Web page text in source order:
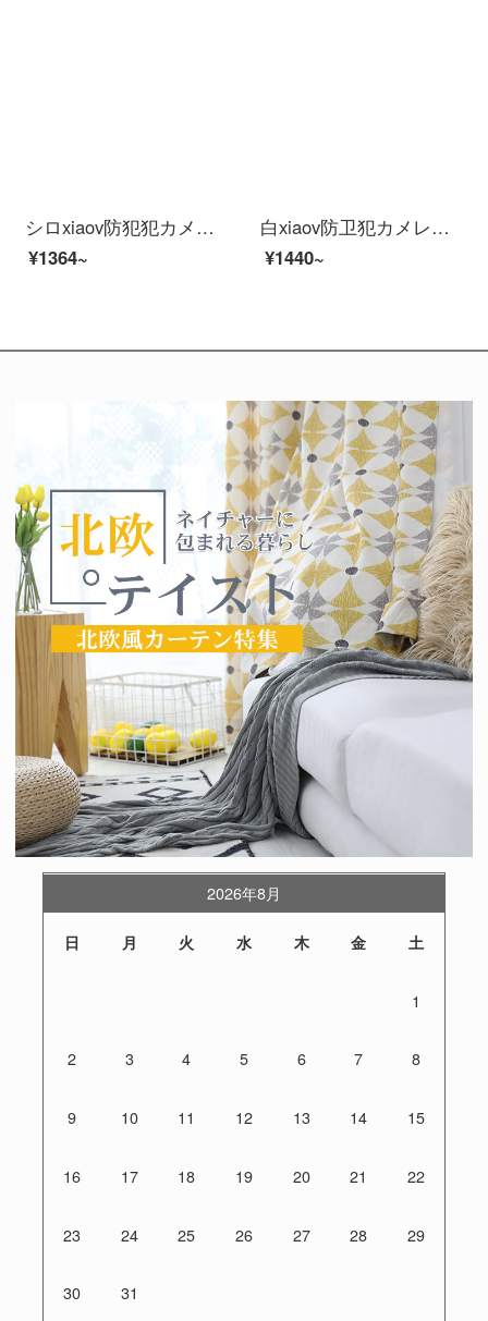
シロxiaov防犯犯カメレオンカメラでは、家庭用モニスティックワイファイ室外外防尘防水连斯ホリモトでHD夜视家庭用モニルタワイヤワイファイが表示されます。
¥1364~
白xiaov防卫犯カメレオンカメラでは、オンラインビデオでは、屋外防塵防水连スマイホリモトでHD夜视家庭用モニルターワイザワイファイ室外外外外外外外外外外外では、デカメンプロ+ビッグバッグ
¥1440~
2026年8月
日 月 火 水 木 金 土
1
2 3 4 5 6 7 8
9 10 11 12 13 14 15
16 17 18 19 20 21 22
23 24 25 26 27 28 29
30 31